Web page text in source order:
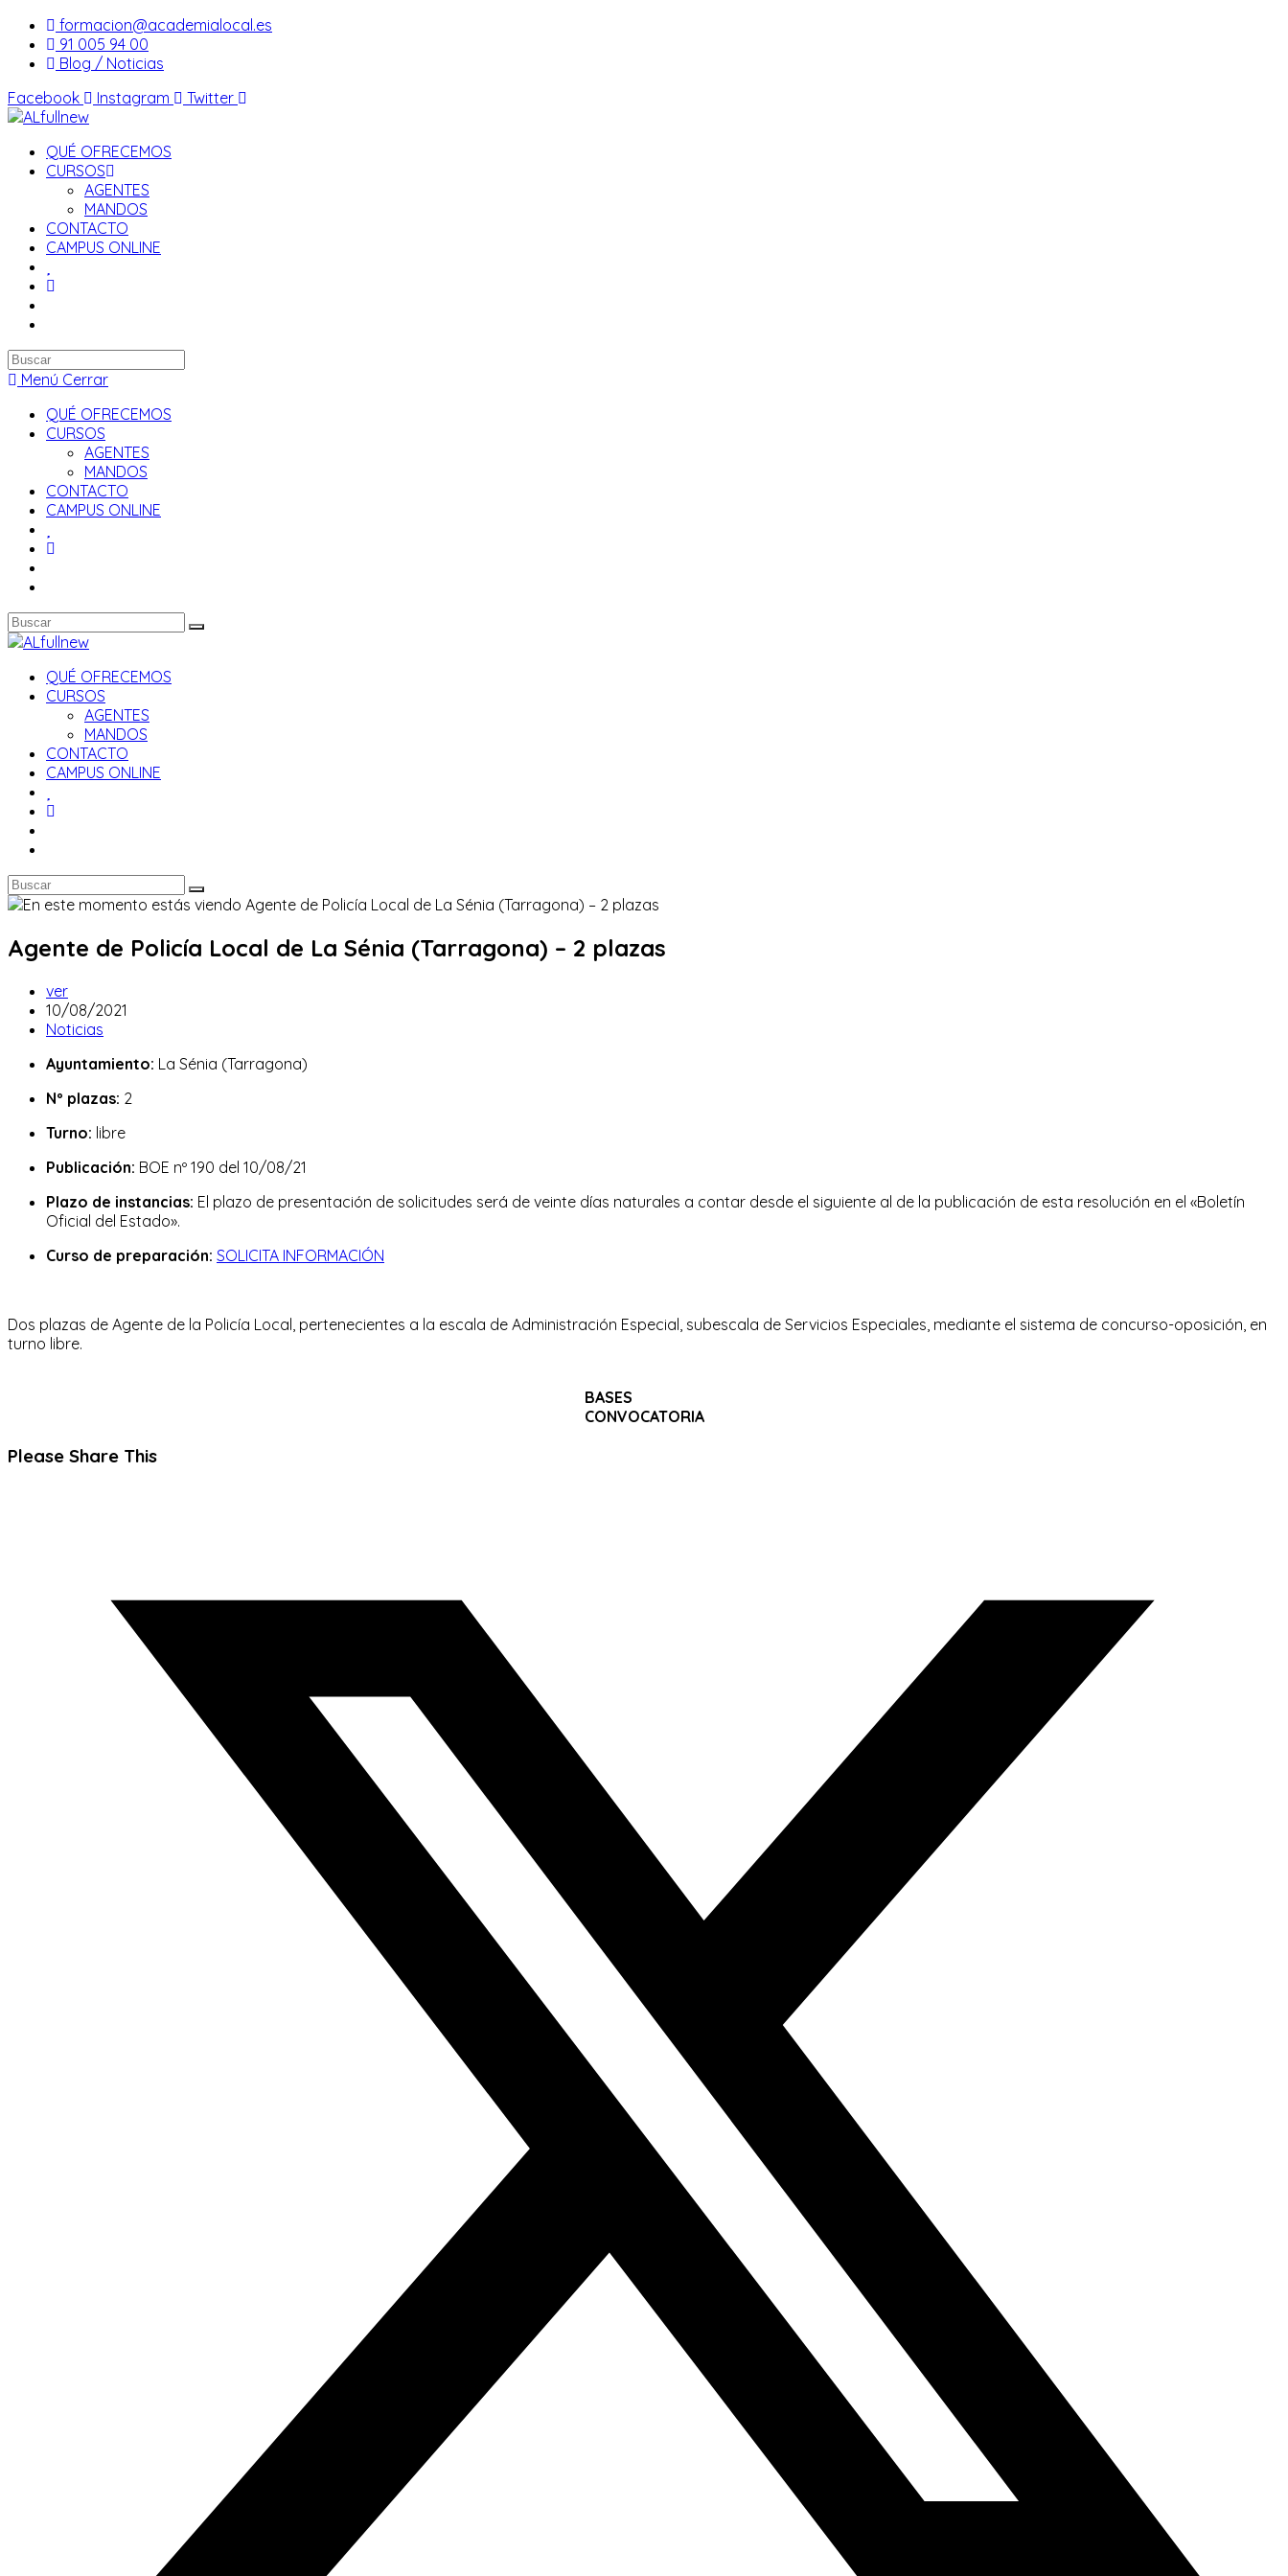
Saltar
contenido
formacion@academialocal.es
91 005 94 00
Blog / Noticias
Facebook
Instagram Twitter
QUÉ OFRECEMOS
CURSOS
AGENTES
MANDOS
CONTACTO
CAMPUS ONLINE
Buscar
en
web
Menú Cerrar
QUÉ OFRECEMOS
CURSOS
AGENTES
MANDOS
CONTACTO
CAMPUS ONLINE
QUÉ OFRECEMOS
CURSOS
AGENTES
MANDOS
CONTACTO
CAMPUS ONLINE
Agente de Policía Local de La Sénia (Tarragona) – 2 plazas
Autor
de
la
ver
Publicación
de
entrada:
10/08/2021
Categoría
la
Noticias
Ayuntamiento: La Sénia (Tarragona)
Nº plazas: 2
Turno: libre
Publicación: BOE nº 190 del 10/08/21
Plazo de instancias: El plazo de presentación de solicitudes será de veinte días naturales a contar desde el siguiente al de la publicación de esta resolución en el «Boletín
Oficial del Estado».
Curso de preparación: SOLICITA INFORMACIÓN
Dos plazas de Agente de la Policía Local, pertenecientes a la escala de Administración Especial, subescala de Servicios Especiales, mediante el sistema de concurso-oposición, en
turno libre.
BASES
CONVOCATORIA
Please Share ThisCompartir